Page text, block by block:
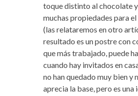
toque distinto al chocolate
muchas propiedades para
(las relataremos en otro
resultado es un postre con
que más trabajado, puede
cuando hay invitados en
no han quedado muy bien y
aprecia la base, pero es una